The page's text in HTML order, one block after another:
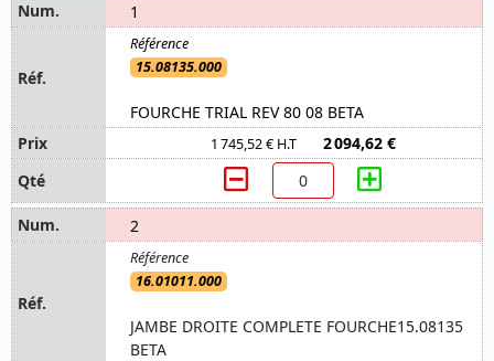
1
15.08135.000
FOURCHE TRIAL REV 80 08 BETA
1 745,52 € H.T 2 094,62 €
2
16.01011.000
JAMBE DROITE COMPLETE FOURCHE15.08135
BETA